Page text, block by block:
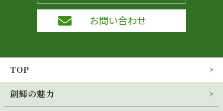
お問い合わせ
TOP
創輝の魅力